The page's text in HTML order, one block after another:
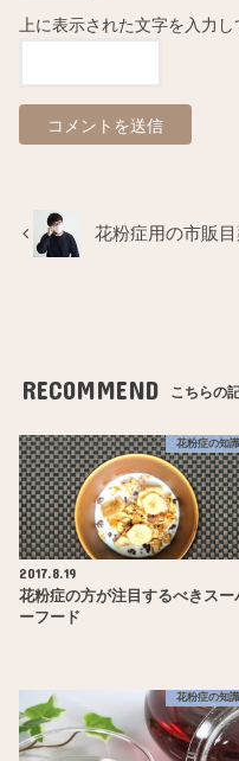
上に表示された文字を入力し
花粉症用の市販
RECOMMEND こちらの
花粉症の知識
2017.8.19
花粉症の方が注目するべきスー
ーフード
花粉症の知識